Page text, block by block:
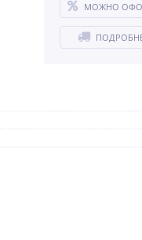
МОЖНО